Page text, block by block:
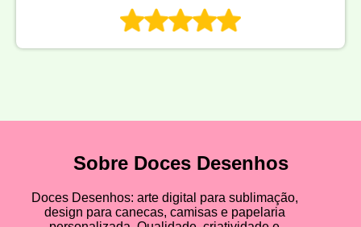
Sobre Doces Desenhos
Doces Desenhos: arte digital para sublimação,
design para canecas, camisas e papelaria